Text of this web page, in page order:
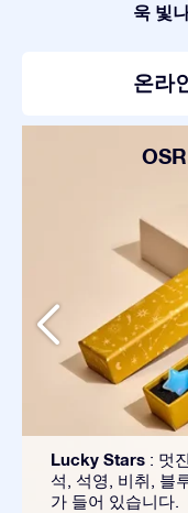
욱 빛
온라
Lucky Stars : 멋
석, 석영, 비취, 블
가 들어 있습니다.